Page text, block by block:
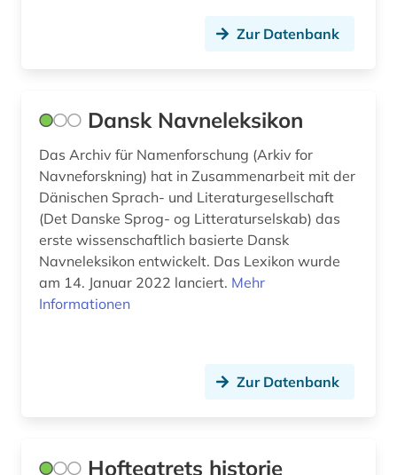
seeland (1)
seemann (1)
seeschifffahrt (2)
seeunfall (1)
silkeborg (1)
soldat (1)
Zur Datenbank
Dansk Navneleksikon
Das Archiv für Namenforschung (Arkiv for
Navneforskning) hat in Zusammenarbeit mit der
Dänischen Sprach- und Literaturgesellschaft
(Det Danske Sprog- og Litteraturselskab) das
erste wissenschaftlich basierte Dansk
Navneleksikon entwickelt. Das Lexikon wurde
am 14. Januar 2022 lanciert. Mehr
Informationen
Zur Datenbank
Hofteatrets historie